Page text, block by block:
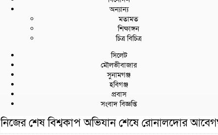
অন্যান্য
মতামত
শিক্ষাঙ্গন
চিত্র বিচিত্র
সিলেট
মৌলভীবাজার
সুনামগঞ্জ
হবিগঞ্জ
প্রবাস
সংবাদ বিজ্ঞপ্তি
নিজের শেষ বিশ্বকাপ অভিযান শেষে রোনালদোর